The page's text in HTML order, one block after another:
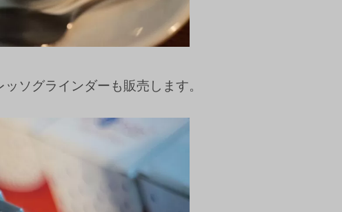
ソグラインダーも販売します。